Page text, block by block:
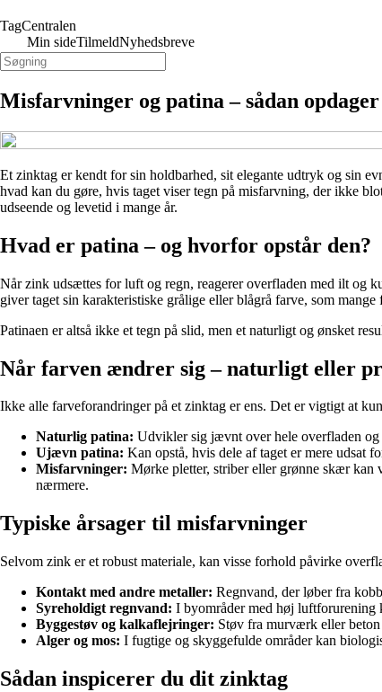
TagCentralen
Min sideTilmeldNyhedsbreve
Misfarvninger og patina – sådan
Et zinktag er kendt for sin holdbarhed, sit elegante udtryk og sin
hvad kan du gøre, hvis taget viser tegn på misfarvning, der ikke
udseende og levetid i mange år.
Hvad er patina – og hvorfor opstår den?
Når zink udsættes for luft og regn, reagerer overfladen med ilt og
giver taget sin karakteristiske grålige eller blågrå farve, som
Patinaen er altså ikke et tegn på slid, men et naturligt og ønsket
Når farven ændrer sig – naturligt eller
Ikke alle farveforandringer på et zinktag er ens. Det er vigtigt at
Naturlig patina: Udvikler sig jævnt over hele overfladen og
Ujævn patina: Kan opstå, hvis dele af taget er mere udsat
Misfarvninger: Mørke pletter, striber eller grønne skær kan
nærmere.
Typiske årsager til misfarvninger
Selvom zink er et robust materiale, kan visse forhold påvirke
Kontakt med andre metaller: Regnvand, der løber fra
Syreholdigt regnvand: I byområder med høj luftforurening
Byggestøv og kalkaflejringer: Støv fra murværk eller
Alger og mos: I fugtige og skyggefulde områder kan
Sådan inspicerer du dit zinktag